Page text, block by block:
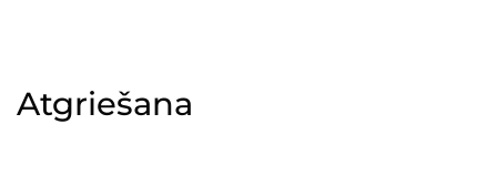
Atgriešana